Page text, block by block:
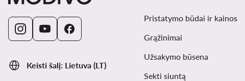
Keisti šalį: Lietuva (LT)
Pristatymo būdai ir kainos
Grąžinimai
Užsakymo būsena
Sekti siuntą